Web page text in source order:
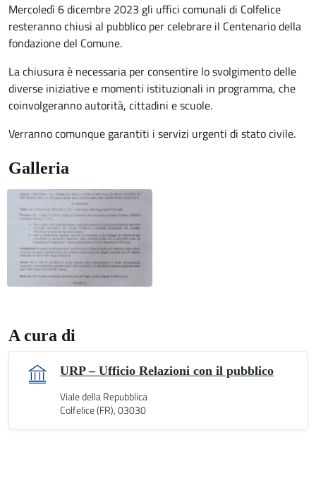
Mercoledì 6 dicembre 2023 gli uffici comunali di Colfelice
resteranno chiusi al pubblico per celebrare il Centenario della
fondazione del Comune.
La chiusura è necessaria per consentire lo svolgimento delle
diverse iniziative e momenti istituzionali in programma, che
coinvolgeranno autorità, cittadini e scuole.
Verranno comunque garantiti i servizi urgenti di stato civile.
Galleria
A cura di
URP – Ufficio Relazioni con il pubblico
Viale della Repubblica
Colfelice (FR), 03030